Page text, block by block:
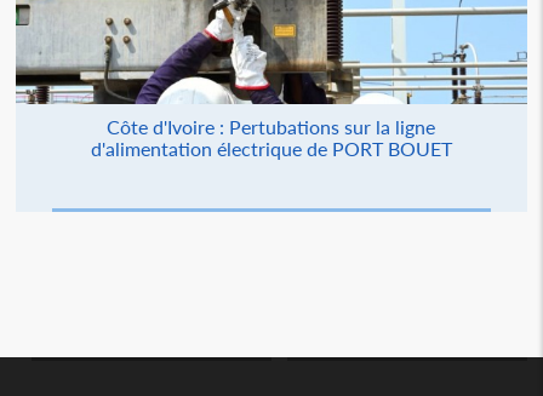
Côte d'Ivoire : Pertubations sur la ligne
d'alimentation électrique de PORT BOUET